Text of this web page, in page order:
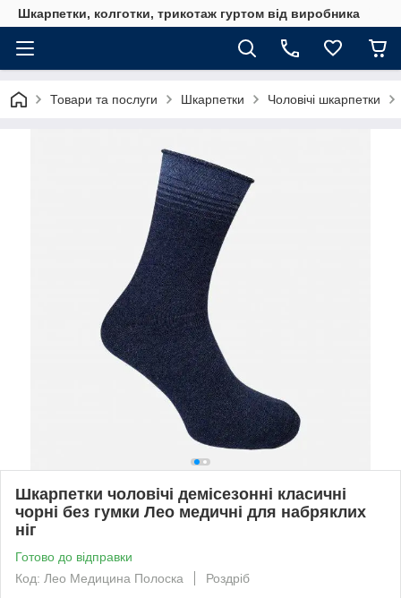
Шкарпетки, колготки, трикотаж гуртом від виробника
Товари та послуги Шкарпетки Чоловічі шкарпетки
Шкарпетки чоловічі демісезонні класичні
чорні без гумки Лео медичні для набряклих
ніг
Готово до відправки
Код: Лео Медицина Полоска
Роздріб